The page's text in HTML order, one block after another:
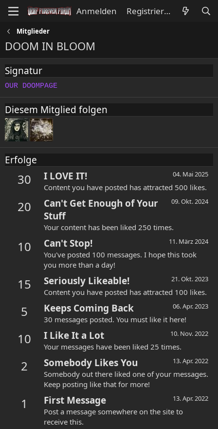
Anmelden Registrieren
Mitglieder
DOOM IN BLOOM
Signatur
OUR DOOMPAGE
Diesem Mitglied folgen
Erfolge
30 04. Mai 2025
I LOVE IT!
Content you have posted has attracted 500 likes.
20 09. Okt. 2024
Can't Get Enough of Your
Stuff
Your content has been liked 250 times.
10 11. März 2024
Can't Stop!
You've posted 100 messages. I hope this took
you more than a day!
15 21. Okt. 2023
Seriously Likeable!
Content you have posted has attracted 100 likes.
5 06. Apr. 2023
Keeps Coming Back
30 messages posted. You must like it here!
10 10. Nov. 2022
I Like It a Lot
Your messages have been liked 25 times.
2 13. Apr. 2022
Somebody Likes You
Somebody out there liked one of your messages.
Keep posting like that for more!
1 13. Apr. 2022
First Message
Post a message somewhere on the site to
receive this.